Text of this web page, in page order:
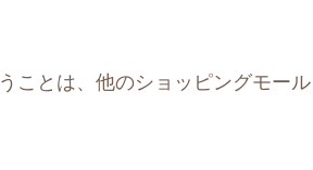
ことは、他のショッピングモー